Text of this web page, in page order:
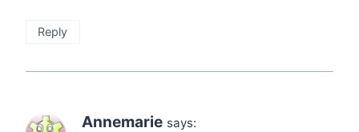
Reply
Annemarie says: